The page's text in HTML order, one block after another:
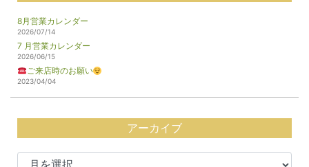
8月営業カレンダー
2026/07/14
7 月営業カレンダー
2026/06/15
ご来店時のお願い
2023/04/04
アーカイブ